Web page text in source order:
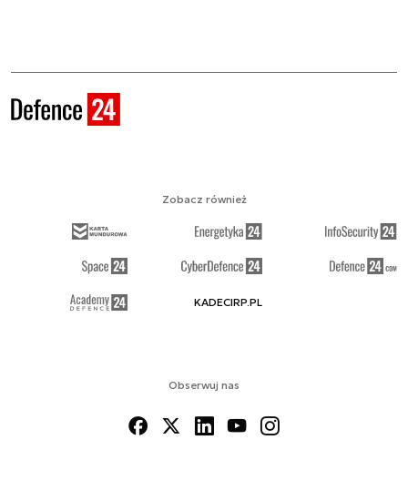
Obserwuj nas
Zobacz również
KADECIRP.PL